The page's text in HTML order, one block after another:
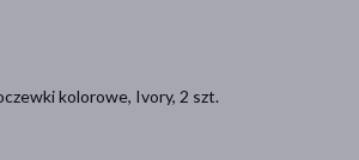
kolorowe, Ivory, 2 szt.